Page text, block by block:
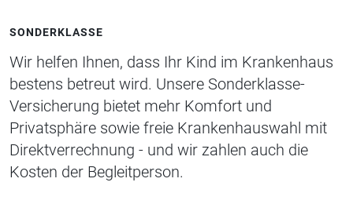
SONDERKLASSE
Wir helfen Ihnen, dass Ihr Kind im Krankenhaus
bestens betreut wird. Unsere Sonderklasse-
Versicherung bietet mehr Komfort und
Privatsphäre sowie freie Krankenhauswahl mit
Direktverrechnung - und wir zahlen auch die
Kosten der Begleitperson.